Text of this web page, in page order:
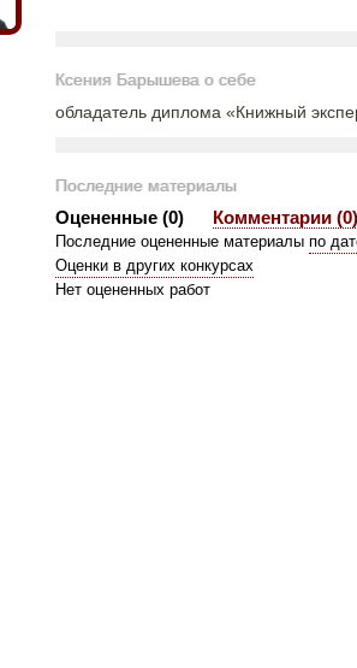
Ксения Барышева о себе
обладатель диплома «Книжный
Последние материалы
Оцененные (0) Комментарии (0)
Последние оцененные материалы по
Оценки в других конкурсах
Нет оцененных работ